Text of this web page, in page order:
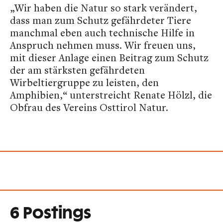
„Wir haben die Natur so stark verändert,
dass man zum Schutz gefährdeter Tiere
manchmal eben auch technische Hilfe in
Anspruch nehmen muss. Wir freuen uns,
mit dieser Anlage einen Beitrag zum Schutz
der am stärksten gefährdeten
Wirbeltiergruppe zu leisten, den
Amphibien,“ unterstreicht Renate Hölzl, die
Obfrau des Vereins Osttirol Natur.
6 Postings